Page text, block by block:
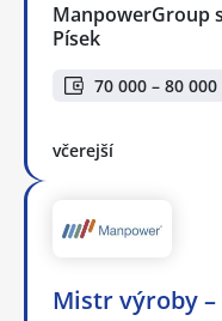
ManpowerGroup
Písek
70 000 – 80 000
včerejší
Mistr výroby